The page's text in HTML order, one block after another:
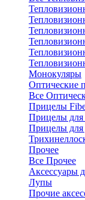
Монокуляры
Оптические
Все
Прицелы
Прицелы для
Прицелы для
Прочее
Все Прочее
Аксессуары
Лупы
Прочие